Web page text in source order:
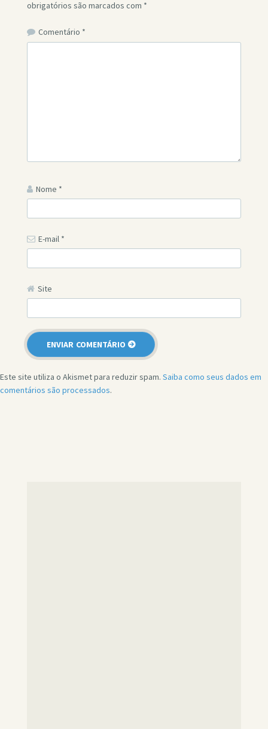
obrigatórios são marcados com *
Comentário *
Nome *
E-mail *
Site
Este site utiliza o Akismet para reduzir spam. Saiba como seus dados em
comentários são processados.